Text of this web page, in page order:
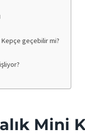
Kepçe geçebilir mi?
Mini